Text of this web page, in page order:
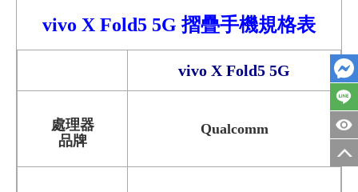
vivo X Fold5 5G 摺疊手機規格表
vivo X Fold5 5G
處理器
品牌
Qualcomm